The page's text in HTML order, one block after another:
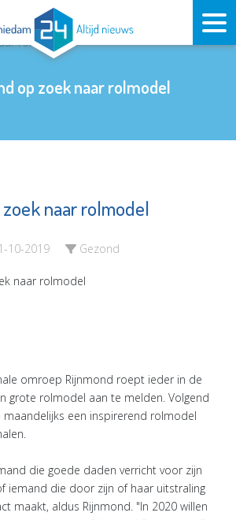
op zoek naar rolmodel
naar rolmodel
10-2019 Gezond
omroep Rijnmond roept ieder in de
grote rolmodel aan te melden. Volgend
een inspirerend rolmodel
die goede daden verricht voor zijn
iemand die door zijn of haar uitstraling
maakt, aldus Rijnmond. "In 2020 willen